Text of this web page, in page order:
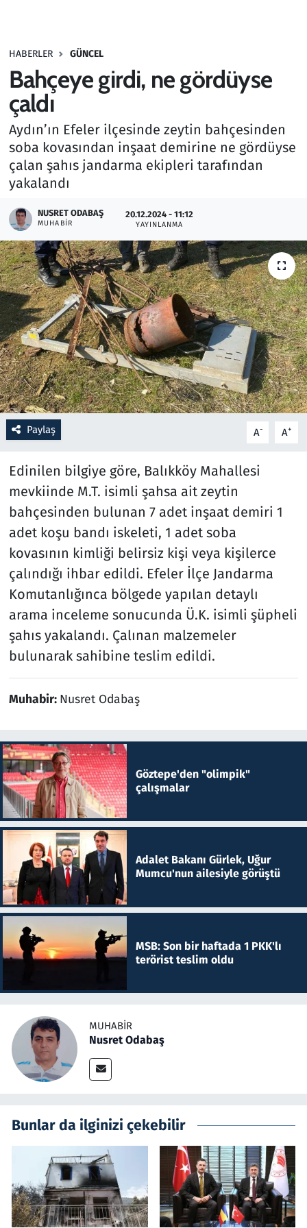
HABERLER GÜNCEL
Bahçeye girdi, ne gördüyse
çaldı
Aydın’ın Efeler ilçesinde zeytin bahçesinden
soba kovasından inşaat demirine ne gördüyse
çalan şahıs jandarma ekipleri tarafından
yakalandı
NUSRET ODABAŞ
MUHABIR
20.12.2024 - 11:12
YAYINLANMA
Paylaş A- A+
Edinilen bilgiye göre, Balıkköy Mahallesi
mevkiinde M.T. isimli şahsa ait zeytin
bahçesinden bulunan 7 adet inşaat demiri 1
adet koşu bandı iskeleti, 1 adet soba
kovasının kimliği belirsiz kişi veya kişilerce
çalındığı ihbar edildi. Efeler İlçe Jandarma
Komutanlığınca bölgede yapılan detaylı
arama inceleme sonucunda Ü.K. isimli şüpheli
şahıs yakalandı. Çalınan malzemeler
bulunarak sahibine teslim edildi.
Muhabir: Nusret Odabaş
Göztepe'den "olimpik"
çalışmalar
Adalet Bakanı Gürlek, Uğur
Mumcu'nun ailesiyle görüştü
MSB: Son bir haftada 1 PKK'lı
terörist teslim oldu
MUHABIR
Nusret Odabaş
Bunlar da ilginizi çekebilir
Haber
Kültür Sanat
Kurumsal Haberler
Lezzet Durağı
Oyun
Ramazan
Resmi İlanlar
Rüya Tabirleri
Sağlık
Savunma Sanayi
Seçim 2023
Spor
Teknoloji ve Bilim
Televizyon